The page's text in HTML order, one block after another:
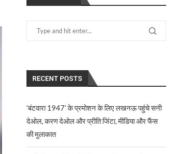
RECENT POSTS
‘बंटवारा 1947’ के प्रमोशन के लिए लखनऊ पहुंचे सनी
देओल, करण देओल और प्रीति जिंटा, मीडिया और फैंस
की मुलाकात